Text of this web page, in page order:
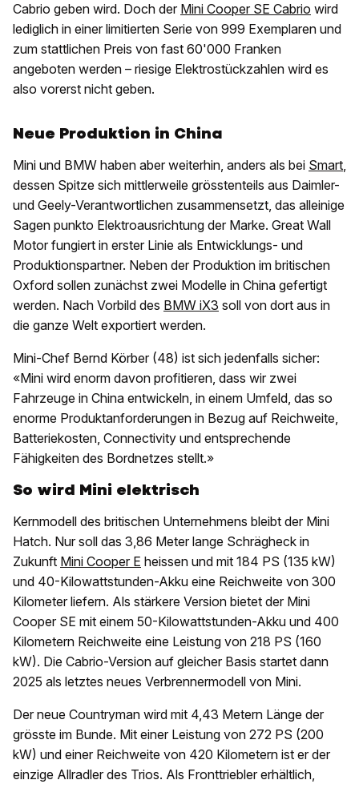
Cabrio geben wird. Doch der Mini Cooper SE Cabrio wird
lediglich in einer limitierten Serie von 999 Exemplaren und
zum stattlichen Preis von fast 60'000 Franken
angeboten werden – riesige Elektrostückzahlen wird es
also vorerst nicht geben.
Neue Produktion in China
Mini und BMW haben aber weiterhin, anders als bei Smart,
dessen Spitze sich mittlerweile grösstenteils aus Daimler-
und Geely-Verantwortlichen zusammensetzt, das alleinige
Sagen punkto Elektroausrichtung der Marke. Great Wall
Motor fungiert in erster Linie als Entwicklungs- und
Produktionspartner. Neben der Produktion im britischen
Oxford sollen zunächst zwei Modelle in China gefertigt
werden. Nach Vorbild des BMW iX3 soll von dort aus in
die ganze Welt exportiert werden.
Mini-Chef Bernd Körber (48) ist sich jedenfalls sicher:
«Mini wird enorm davon profitieren, dass wir zwei
Fahrzeuge in China entwickeln, in einem Umfeld, das so
enorme Produktanforderungen in Bezug auf Reichweite,
Batteriekosten, Connectivity und entsprechende
Fähigkeiten des Bordnetzes stellt.»
So wird Mini elektrisch
Kernmodell des britischen Unternehmens bleibt der Mini
Hatch. Nur soll das 3,86 Meter lange Schrägheck in
Zukunft Mini Cooper E heissen und mit 184 PS (135 kW)
und 40-Kilowattstunden-Akku eine Reichweite von 300
Kilometer liefern. Als stärkere Version bietet der Mini
Cooper SE mit einem 50-Kilowattstunden-Akku und 400
Kilometern Reichweite eine Leistung von 218 PS (160
kW). Die Cabrio-Version auf gleicher Basis startet dann
2025 als letztes neues Verbrennermodell von Mini.
Der neue Countryman wird mit 4,43 Metern Länge der
grösste im Bunde. Mit einer Leistung von 272 PS (200
kW) und einer Reichweite von 420 Kilometern ist er der
einzige Allradler des Trios. Als Fronttriebler erhältlich,